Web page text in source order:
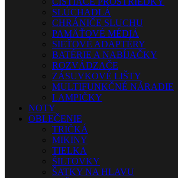
SLÚCHADLÁ
CHRÁNIČE SLUCHU
PAMÄŤOVÉ MÉDIÁ
SIEŤOVÉ ADAPTÉRY
BATÉRIE A NABÍJAČKY
ROZVÁDZAČE
ZÁSUVKOVÉ LIŠTY
MULTIFUNKČNÉ NÁRADIE
LAMPIČKY
NOTY
OBLEČENIE
TRIČKÁ
MIKINY
TIELKA
ŠILTOVKY
ŠATKY NA HLAVU